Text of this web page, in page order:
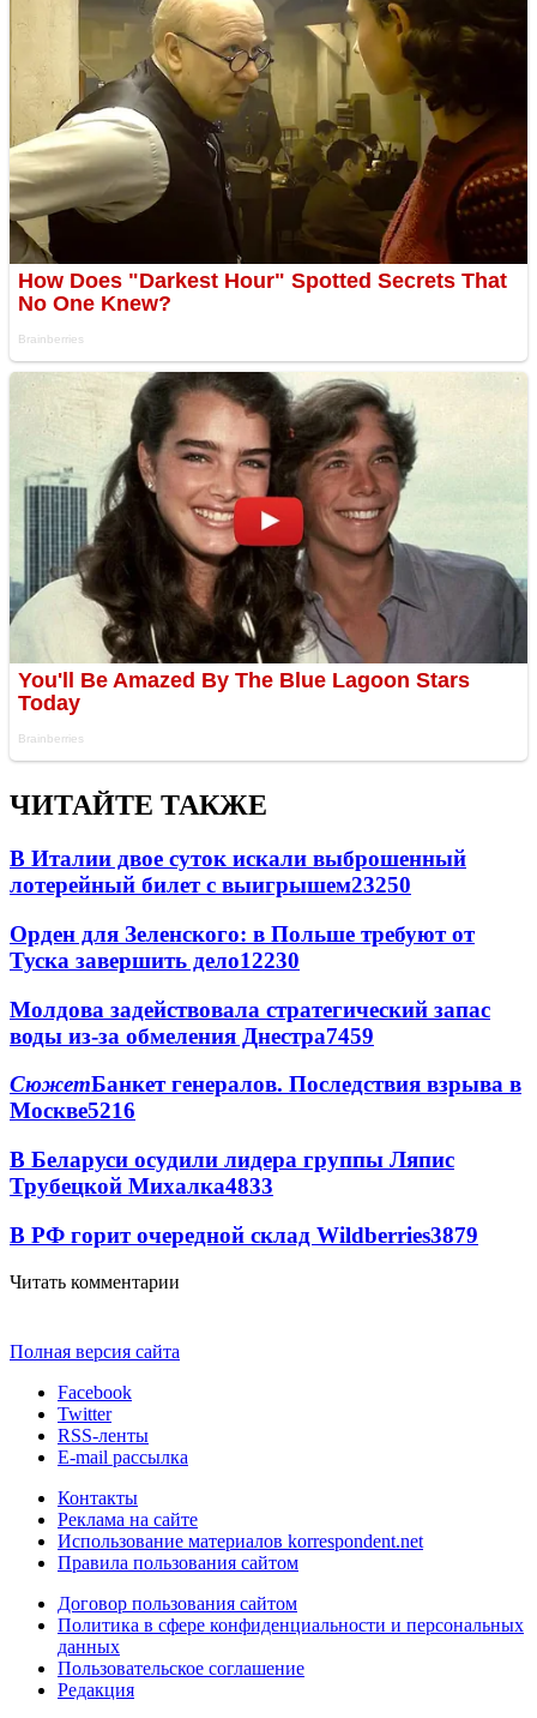
ЧИТАЙТЕ ТАКЖЕ
В Италии двое суток искали выброшенный
лотерейный билет с выигрышем23250
Орден для Зеленского: в Польше требуют от
Туска завершить дело12230
Молдова задействовала стратегический запас
воды из-за обмеления Днестра7459
СюжетБанкет генералов. Последствия взрыва в
Москве5216
В Беларуси осудили лидера группы Ляпис
Трубецкой Михалка4833
В РФ горит очередной склад Wildberries3879
Читать комментарии
Полная версия сайта
Facebook
Twitter
RSS-ленты
E-mail рассылка
Контакты
Реклама на сайте
Использование материалов korrespondent.net
Правила пользования сайтом
Договор пользования сайтом
Политика в сфере конфиденциальности и персональных
данных
Пользовательское соглашение
Редакция